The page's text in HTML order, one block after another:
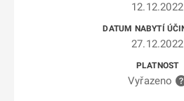
12.12.2022
27.12.2022
Vyřazeno